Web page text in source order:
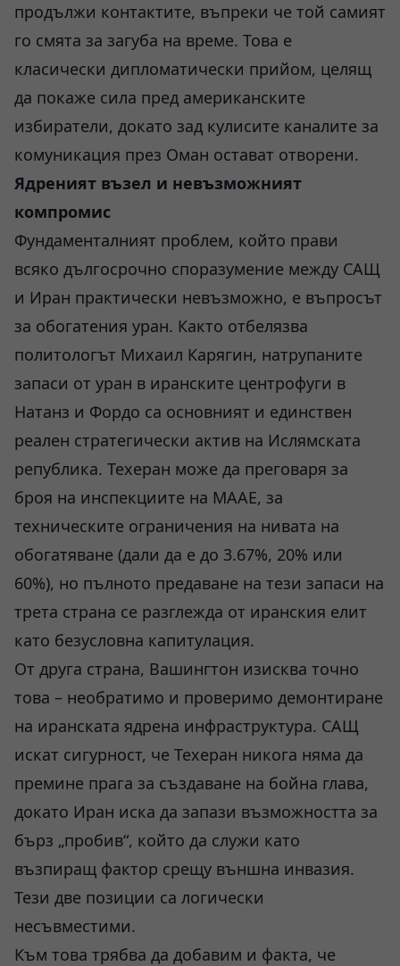
продължи контактите, въпреки че той самият
го смята за загуба на време. Това е
класически дипломатически прийом, целящ
да покаже сила пред американските
избиратели, докато зад кулисите каналите за
комуникация през Оман остават отворени.
Ядреният възел и невъзможният
компромис
Фундаменталният проблем, който прави
всяко дългосрочно споразумение между САЩ
и Иран практически невъзможно, е въпросът
за обогатения уран. Както отбелязва
политологът Михаил Карягин, натрупаните
запаси от уран в иранските центрофуги в
Натанз и Фордо са основният и единствен
реален стратегически актив на Ислямската
република. Техеран може да преговаря за
броя на инспекциите на МААЕ, за
техническите ограничения на нивата на
обогатяване (дали да е до 3.67%, 20% или
60%), но пълното предаване на тези запаси на
трета страна се разглежда от иранския елит
като безусловна капитулация.
От друга страна, Вашингтон изисква точно
това – необратимо и проверимо демонтиране
на иранската ядрена инфраструктура. САЩ
искат сигурност, че Техеран никога няма да
премине прага за създаване на бойна глава,
докато Иран иска да запази възможността за
бърз „пробив“, който да служи като
възпиращ фактор срещу външна инвазия.
Тези две позиции са логически
несъвместими.
Към това трябва да добавим и факта, че